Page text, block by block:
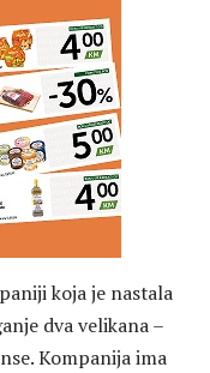
koja je nastala
dva velikana –
Kompanija ima